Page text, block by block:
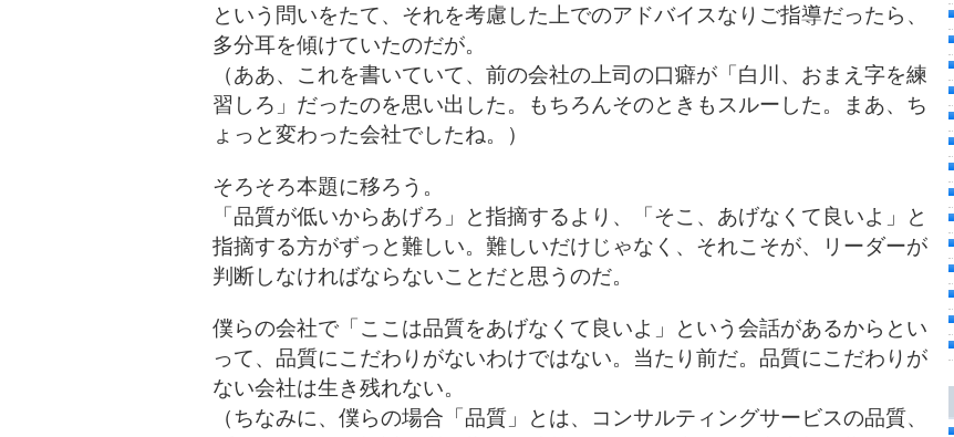
という問いをたて、それを考慮した上でのアドバイスなりご指導だったら、
多分耳を傾けていたのだが。
（ああ、これを書いていて、前の会社の上司の口癖が「白川、おまえ字を練
習しろ」だったのを思い出した。もちろんそのときもスルーした。まあ、ち
ょっと変わった会社でしたね。）
そろそろ本題に移ろう。
「品質が低いからあげろ」と指摘するより、「そこ、あげなくて良いよ」と
指摘する方がずっと難しい。難しいだけじゃなく、それこそが、リーダーが
判断しなければならないことだと思うのだ。
僕らの会社で「ここは品質をあげなくて良いよ」という会話があるからとい
って、品質にこだわりがないわけではない。当たり前だ。品質にこだわりが
ない会社は生き残れない。
（ちなみに、僕らの場合「品質」とは、コンサルティングサービスの品質、